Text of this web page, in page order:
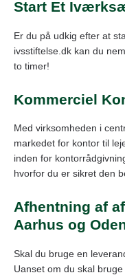
Start Et
Er du på udkig efter at
ivsstiftelse.dk kan du
to timer!
Kommerciel
Med virksomheden i
markedet for kontor til
inden for
hvorfor du er sikret den
Afhentning af
Aarhus og
Skal du bruge en
Uanset om du skal